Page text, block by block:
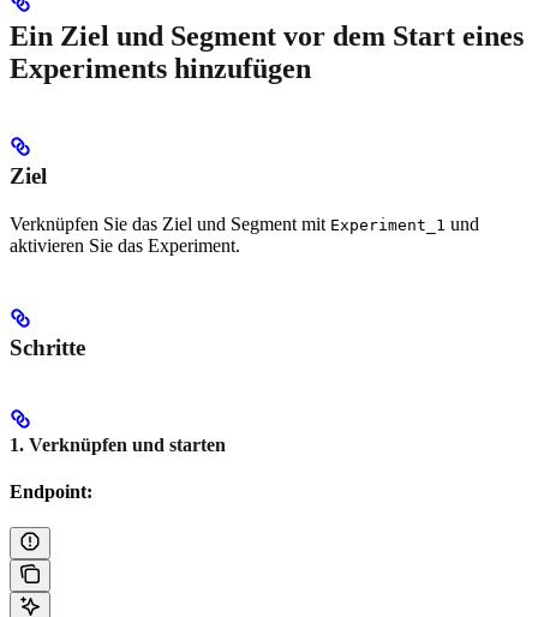
Ein Ziel und Segment vor dem Start eines
Experiments hinzufügen
Ziel
Verknüpfen Sie das Ziel und Segment mit Experiment_1 und
aktivieren Sie das Experiment.
Schritte
1. Verknüpfen und starten
Endpoint: